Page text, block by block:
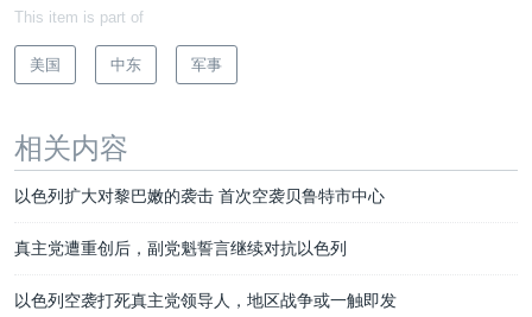
This item is part of
美国 中东 军事
相关内容
以色列扩大对黎巴嫩的袭击 首次空袭贝鲁特市中心
真主党遭重创后，副党魁誓言继续对抗以色列
以色列空袭打死真主党领导人，地区战争或一触即发